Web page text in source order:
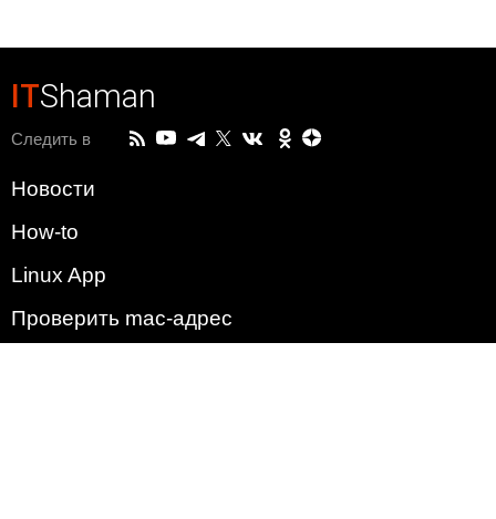
ITShaman
Следить в
Новости
How-to
Linux App
Проверить mac-адрес